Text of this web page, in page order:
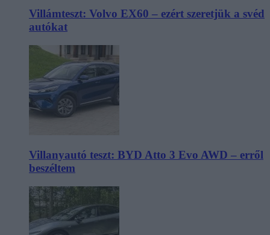
Villámteszt: Volvo EX60 – ezért szeretjük a svéd
autókat
Villanyautó teszt: BYD Atto 3 Evo AWD – erről
beszéltem